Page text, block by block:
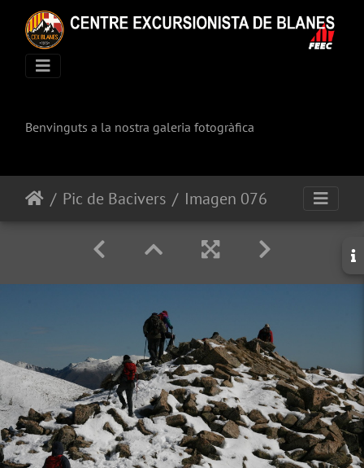
Benvinguts a la nostra galeria fotogràfica
Pic de Bacivers Imagen 076